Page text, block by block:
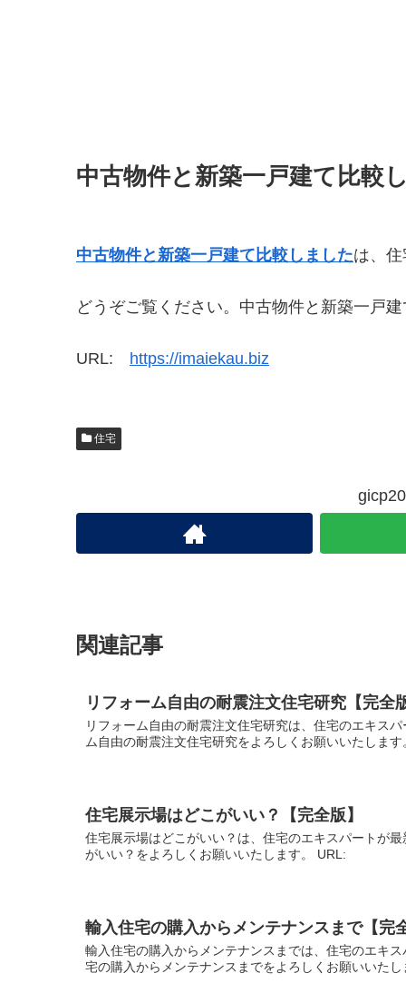
中古物件と新築一戸建て比較
中古物件と新築一戸建て比較しましたは、住
どうぞご覧ください。中古物件と新築一戸
URL: https://imaiekau.biz
住宅
関連記事
リフォーム自由の耐震注文住宅研究【完全
リフォーム自由の耐震注文住宅研究は、住宅のエキス
ム自由の耐震注文住宅研究をよろしくお願いいたしま
住宅展示場はどこがいい？【完全版】
住宅展示場はどこがいい？は、住宅のエキスパートが
がいい？をよろしくお願いいたします。 URL:
輸入住宅の購入からメンテナンスまで【完
輸入住宅の購入からメンテナンスまでは、住宅のエキ
宅の購入からメンテナンスまでをよろしくお願いいた